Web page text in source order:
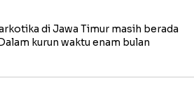
di Jawa Timur masih berada
kurun waktu enam bulan